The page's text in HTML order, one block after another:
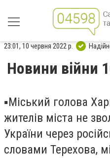
23:01, 10 червня 2022 р.
Новини війни
▪️Міський голова
жителів міста не
України через
словами Терехова,